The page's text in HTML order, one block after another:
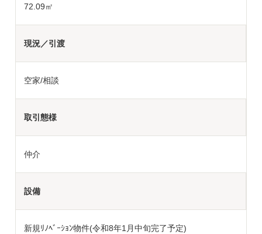
72.09㎡
現況／引渡
空家/相談
取引態様
仲介
設備
新規ﾘﾉﾍﾞｰｼｮﾝ物件(令和8年1月中旬完了予定)